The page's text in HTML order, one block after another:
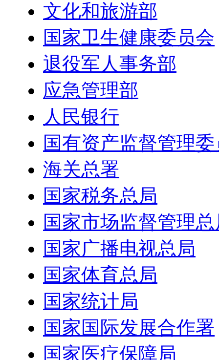
文化和旅游部
国家卫生健康委员会
退役军人事务部
应急管理部
人民银行
国有资产监督管理
海关总署
国家税务总局
国家市场监督管理
国家广播电视总局
国家体育总局
国家统计局
国家国际发展合作署
国家医疗保障局